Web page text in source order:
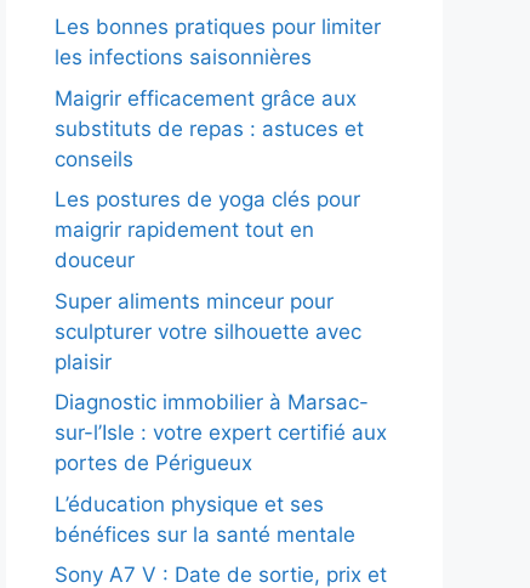
Les bonnes pratiques pour limiter
les infections saisonnières
Maigrir efficacement grâce aux
substituts de repas : astuces et
conseils
Les postures de yoga clés pour
maigrir rapidement tout en
douceur
Super aliments minceur pour
sculpturer votre silhouette avec
plaisir
Diagnostic immobilier à Marsac-
sur-l’Isle : votre expert certifié aux
portes de Périgueux
L’éducation physique et ses
bénéfices sur la santé mentale
Sony A7 V : Date de sortie, prix et